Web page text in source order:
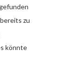
zu
könnte